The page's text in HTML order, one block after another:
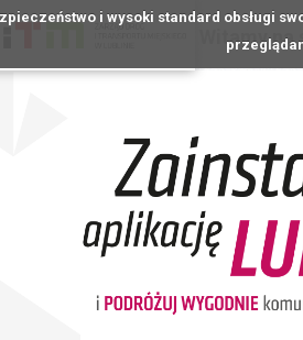
i wysoki standard obsługi
Witamy